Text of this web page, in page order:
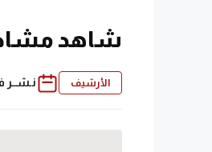
شاهد
الأرشيف نـشــر